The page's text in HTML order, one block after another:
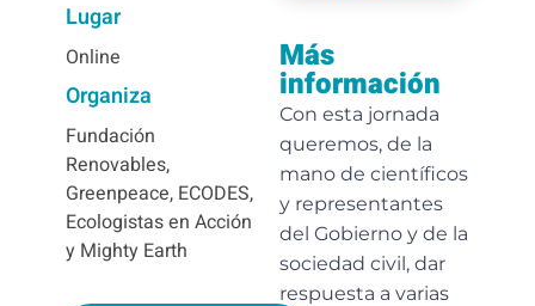
Lugar
Online
Organiza
Fundación
Renovables,
Greenpeace, ECODES,
Ecologistas en Acción
y Mighty Earth
Más
información
Con esta jornada
queremos, de la
mano de científicos
y representantes
del Gobierno y de la
sociedad civil, dar
respuesta a varias